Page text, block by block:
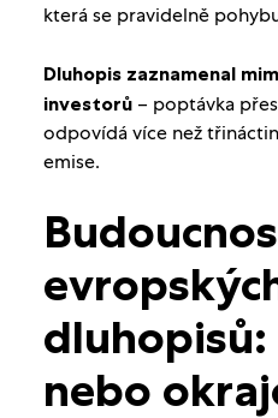
která se pravidelně
Dluhopis zaznamenal
investorů– poptávka
odpovídá více než
emise.
dluhopisů:
nebo